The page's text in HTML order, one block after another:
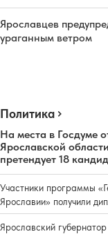
Ярославцев
ураганным ветром
Политика
На места в Госдуме
Ярославской области
претендует 18
Участники программы
Ярославии» получили
Ярославский губернатор